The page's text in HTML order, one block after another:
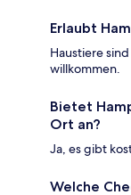
Erlaubt
Haustiere
willkommen.
Bietet
Ort an?
Ja, es gibt
Welche